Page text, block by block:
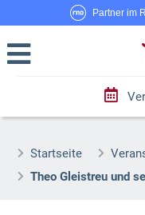
Partner im
Startseite
Theo Gleistreu und